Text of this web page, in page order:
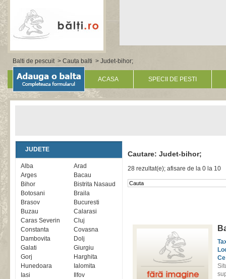
Balti de pescuit> Cauta balti > Judet-bihor;
ACASA SPECII DE PESTI
JUDETE
Alba
Arad
Arges
Bacau
Bihor
Bistrita Nasaud
Botosani
Braila
Brasov
Bucuresti
Buzau
Calarasi
Caras Severin
Cluj
Constanta
Covasna
Dambovita
Dolj
Galati
Giurgiu
Gorj
Harghita
Hunedoara
Ialomita
Iasi
Ilfov
Cautare: Judet-bihor;
28 rezultat(e); afisare de la 0 la 10